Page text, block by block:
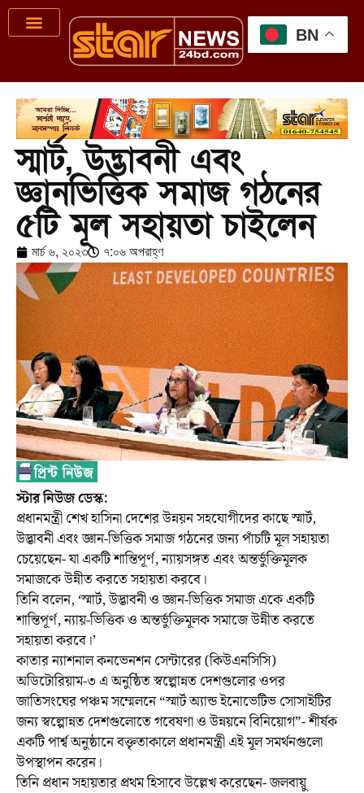
স্মার্ট, উদ্ভাবনী এবং
জ্ঞানভিত্তিক সমাজ গঠনের
৫টি মূল সহায়তা চাইলেন
মার্চ ৬, ২০২৩ ৭:০৬ অপরাহ্ণ
স্টার নিউজ ডেস্ক:
প্রধানমন্ত্রী শেখ হাসিনা দেশের উন্নয়ন সহযোগীদের কাছে স্মার্ট,
উদ্ভাবনী এবং জ্ঞান-ভিত্তিক সমাজ গঠনের জন্য পাঁচটি মূল সহায়তা
চেয়েছেন- যা একটি শান্তিপূর্ণ, ন্যায়সঙ্গত এবং অন্তর্ভুক্তিমূলক
সমাজকে উন্নীত করতে সহায়তা করবে।
তিনি বলেন, ‘স্মার্ট, উদ্ভাবনী ও জ্ঞান-ভিত্তিক সমাজ একে একটি
শান্তিপূর্ণ, ন্যায়-ভিত্তিক ও অন্তর্ভুক্তিমূলক সমাজে উন্নীত করতে
সহায়তা করবে।’
কাতার ন্যাশনাল কনভেনশন সেন্টারের (কিউএনসিসি)
অডিটোরিয়াম-৩ এ অনুষ্ঠিত স্বল্পোন্নত দেশগুলোর ওপর
জাতিসংঘের পঞ্চম সম্মেলনে “স্মার্ট অ্যান্ড ইনোভেটিভ সোসাইটির
জন্য স্বল্পোন্নত দেশগুলোতে গবেষণা ও উন্নয়নে বিনিয়োগ”- শীর্ষক
একটি পার্শ্ব অনুষ্ঠানে বক্তৃতাকালে প্রধানমন্ত্রী এই মূল সমর্থনগুলো
উপস্থাপন করেন।
তিনি প্রধান সহায়তার প্রথম হিসাবে উল্লেখ করেছেন- জলবায়ু
BN